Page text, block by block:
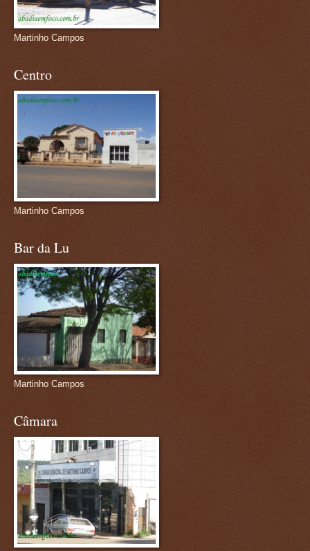
Martinho Campos
Centro
Martinho Campos
Bar da Lu
Martinho Campos
Câmara